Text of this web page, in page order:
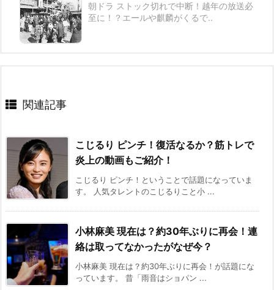
朝ドラ ストック切れで中断！越年の放送必
至に！？エールや麒麟がくるで..
関連記事
こじるり ピンチ！復活なるか？筋トレで
炎上の動画もご紹介！
こじるり ピンチ！ということで話題になっていま
す。 人気タレントのこじるりこと小 ...
小林麻美 現在は？約30年ぶりに再会！連
絡は取ってなかったがなぜ今？
小林麻美 現在は？約30年ぶりに再会！が話題にな
っています。 昔「雨音はショパン ...